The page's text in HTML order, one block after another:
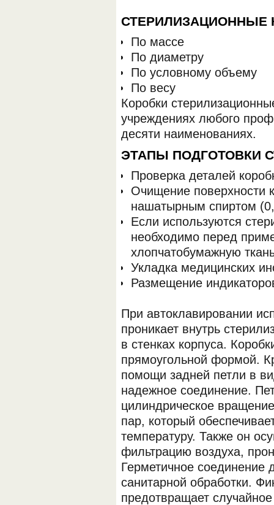
СТЕРИЛИЗАЦИОННЫЕ
По массе
По диаметру
По условному объему
По весу
Коробки
учреждениях любого
десяти наименованиях.
ЭТАПЫ ПОДГОТОВКИ
Проверка деталей
Очищение поверхности
нашатырным спиртом
Если используются
необходимо перед
хлопчатобумажную
Укладка медицинских
Размещение
При автоклавировании
проникает внутрь
в стенках корпуса.
прямоугольной формой.
помощи задней петли в
надежное соединение.
цилиндрическое
пар, который
температуру. Также он
фильтрацию воздуха,
Герметичное соединение
санитарной обработки.
предотвращает